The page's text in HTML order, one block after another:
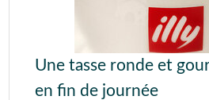
Une tasse ronde et
en fin de journée